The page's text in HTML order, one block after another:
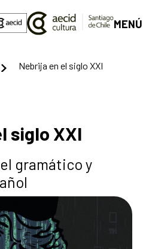
MENÚ
Nebrija en el siglo XXI
siglo XXI
gramático y